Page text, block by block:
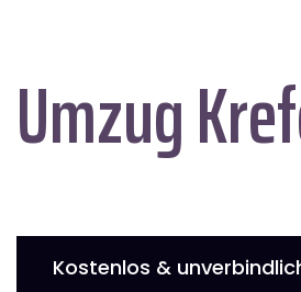
Umzug
Kostenlos &